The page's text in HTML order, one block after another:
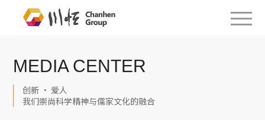
MEDIA CENTER
创新 · 爱人
我们崇尚科学精神与儒家文化的融合